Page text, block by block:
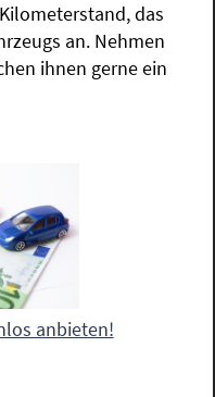
das
an. Nehmen
ihnen gerne ein
anbieten!